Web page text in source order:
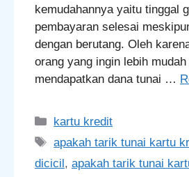
kemudahannya yaitu tinggal
pembayaran selesai
dengan berutang. Oleh
orang yang ingin lebih
mendapatkan dana tunai …
Categories
kartu kredit
Tags
apakah tarik tunai kartu
dicicil , apakah tarik tunai